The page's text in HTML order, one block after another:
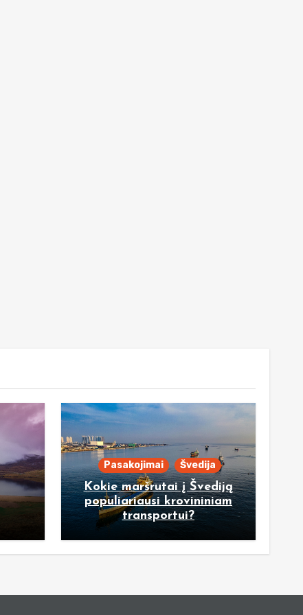
Pasakojimai Švedija
Kokie maršrutai į Švediją
populiariausi krovininiam
transportui?